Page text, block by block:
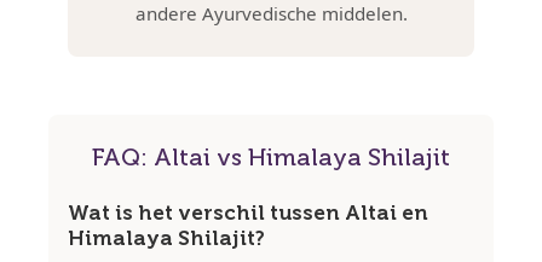
andere Ayurvedische middelen.
FAQ: Altai vs Himalaya Shilajit
Wat is het verschil tussen Altai en
Himalaya Shilajit?